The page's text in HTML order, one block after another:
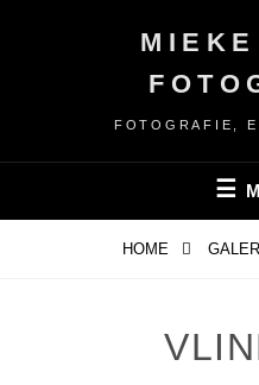
FOTOGRAFIE,
HOME